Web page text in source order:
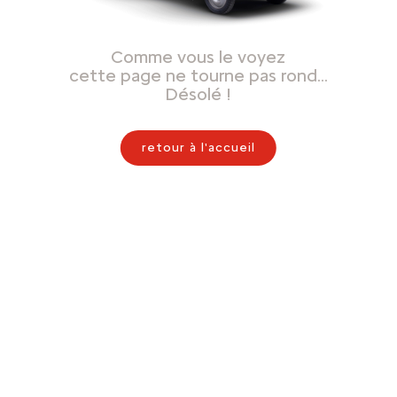
Comme vous le voyez
cette page ne tourne pas rond…
Désolé !
retour à l'accueil